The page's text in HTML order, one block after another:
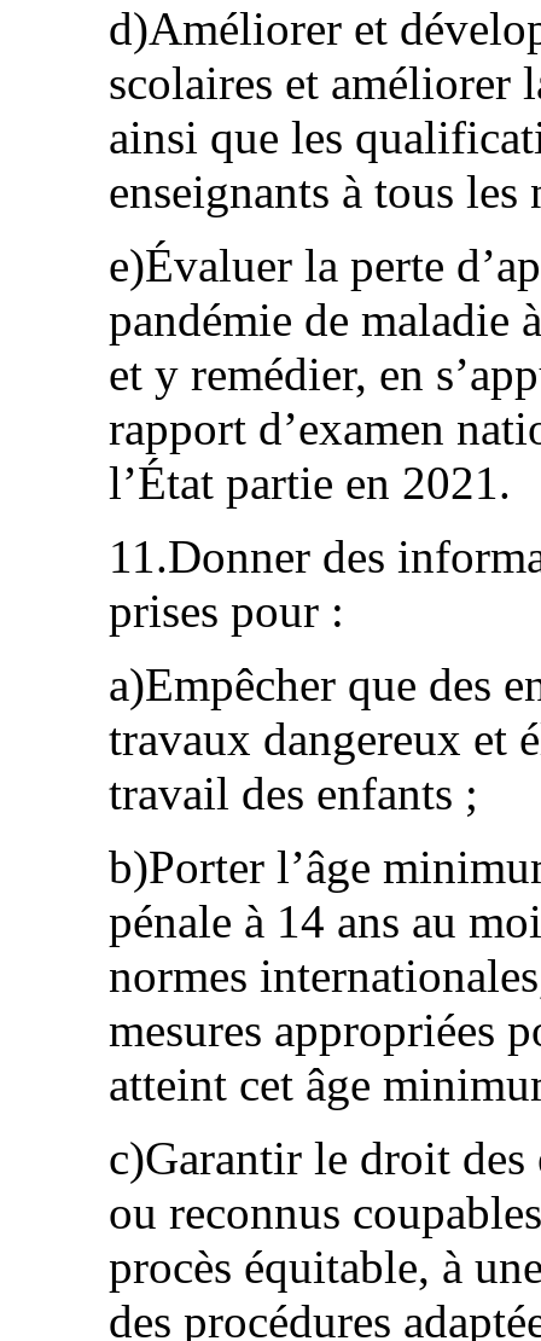
d)Améliorer et
scolaires et améliorer
ainsi que les
enseignants à tous les
e)Évaluer la perte
pandémie de
et y remédier, en
rapport d’examen
l’État partie en 2021.
11.Donner des
prises pour :
a)Empêcher que des
travaux dangereux et
travail des enfants ;
b)Porter l’âge
pénale à 14 ans au
normes
mesures appropriées
atteint cet âge
c)Garantir le droit des
ou reconnus
procès équitable, à
des procédures